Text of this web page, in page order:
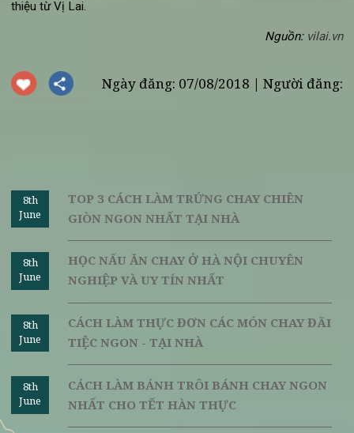
Thêm hành tây, tỏi, ớt chuông thái miếng vào chảo,
muối rồi đảo 8 đến 10 phút. Thêm nước rau củ ninh
nguyên liệu chín. Nước cạn thì cho bơ đậu phông vào
cho tan.
ớt bột rồi có thể ăn được luôn. Món này ăn nóng
không bị đặc bơ.
Trên đây là một số công thức chế biếncác món chay ngon
miệng, chúc bạn thực hiện thành công những món ăn được
thiệu từ Vị Lai.
Ngày đăng: 07/08/2018 | Người